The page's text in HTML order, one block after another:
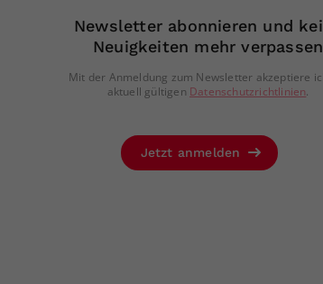
Newsletter abonnieren und
Neuigkeiten mehr verpassen
Mit der Anmeldung zum Newsletter akzeptiere
aktuell gültigen Datenschutzrichtlinien.
Jetzt anmelden